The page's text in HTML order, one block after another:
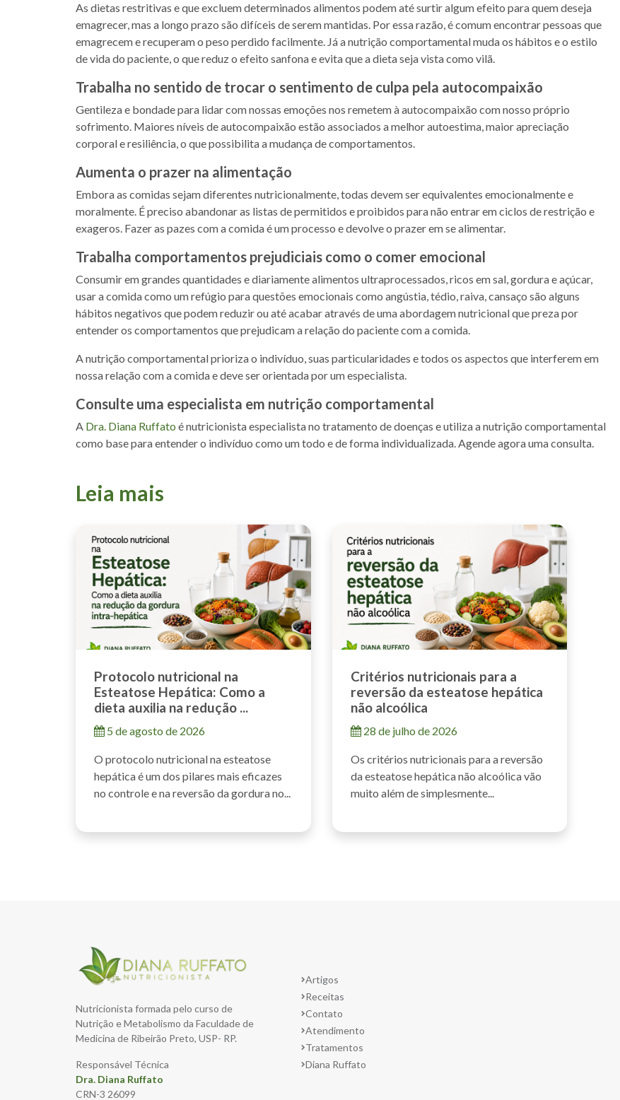
As dietas restritivas e que excluem determinados alimentos podem até surtir algum efeito para quem deseja
emagrecer, mas a longo prazo são difíceis de serem mantidas. Por essa razão, é comum encontrar pessoas que
emagrecem e recuperam o peso perdido facilmente. Já a nutrição comportamental muda os hábitos e o estilo
de vida do paciente, o que reduz o efeito sanfona e evita que a dieta seja vista como vilã.
Trabalha no sentido de trocar o sentimento de culpa pela autocompaixão
Gentileza e bondade para lidar com nossas emoções nos remetem à autocompaixão com nosso próprio
sofrimento. Maiores níveis de autocompaixão estão associados a melhor autoestima, maior apreciação
corporal e resiliência, o que possibilita a mudança de comportamentos.
Aumenta o prazer na alimentação
Embora as comidas sejam diferentes nutricionalmente, todas devem ser equivalentes emocionalmente e
moralmente. É preciso abandonar as listas de permitidos e proibidos para não entrar em ciclos de restrição e
exageros. Fazer as pazes com a comida é um processo e devolve o prazer em se alimentar.
Trabalha comportamentos prejudiciais como o comer emocional
Consumir em grandes quantidades e diariamente alimentos ultraprocessados, ricos em sal, gordura e açúcar,
usar a comida como um refúgio para questões emocionais como angústia, tédio, raiva, cansaço são alguns
hábitos negativos que podem reduzir ou até acabar através de uma abordagem nutricional que preza por
entender os comportamentos que prejudicam a relação do paciente com a comida.
A nutrição comportamental prioriza o indivíduo, suas particularidades e todos os aspectos que interferem em
nossa relação com a comida e deve ser orientada por um especialista.
Consulte uma especialista em nutrição comportamental
A Dra. Diana Ruffato é nutricionista especialista no tratamento de doenças e utiliza a nutrição comportamental
como base para entender o indivíduo como um todo e de forma individualizada. Agende agora uma consulta.
Leia mais
Protocolo nutricional na
Esteatose Hepática: Como a
dieta auxilia na redução ...
5 de agosto de 2026
O protocolo nutricional na esteatose
hepática é um dos pilares mais eficazes
no controle e na reversão da gordura no...
Critérios nutricionais para a
reversão da esteatose hepática
não alcoólica
28 de julho de 2026
Os critérios nutricionais para a reversão
da esteatose hepática não alcoólica vão
muito além de simplesmente...
Nutricionista formada pelo curso de
Nutrição e Metabolismo da Faculdade de
Medicina de Ribeirão Preto, USP- RP.
Responsável Técnica
Dra. Diana Ruffato
CRN-3 26099
Artigos
Receitas
Contato
Atendimento
Tratamentos
Diana Ruffato